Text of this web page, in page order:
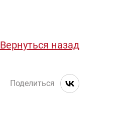
Вернуться назад
Поделиться